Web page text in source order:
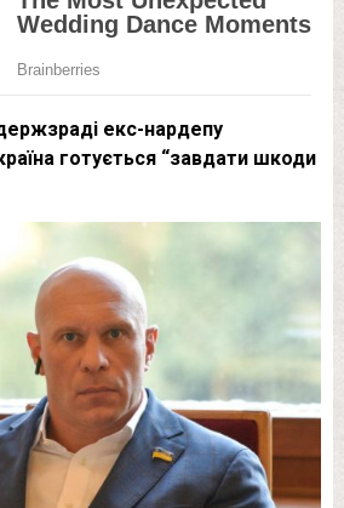
екс-нардепу
готується “завдати шкоди